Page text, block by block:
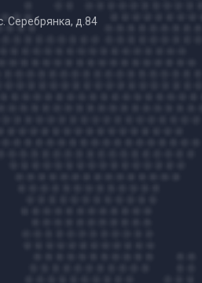
Серебрянка, д.84